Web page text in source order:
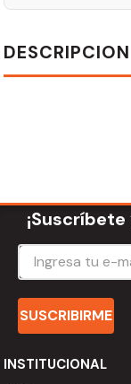
SUSCRIBIRME
INSTITUCIONAL